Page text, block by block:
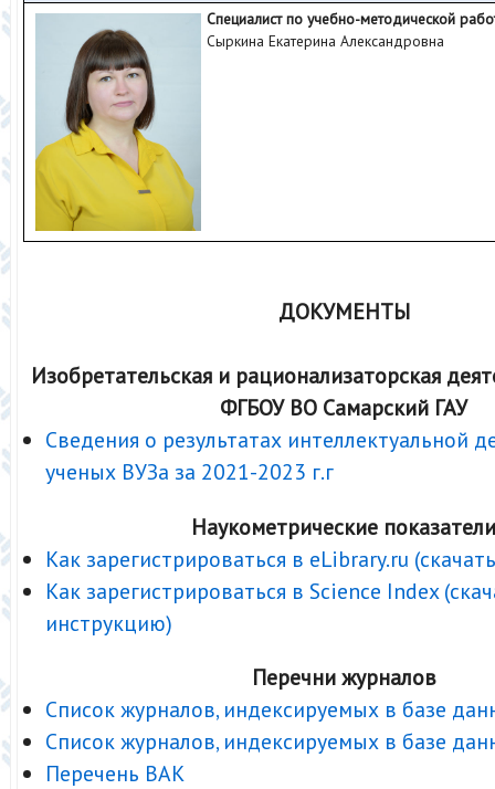
Специалист по учебно-методической
Сыркина Екатерина Александровна
ДОКУМЕНТЫ
Изобретательская и рационализаторская
ФГБОУ ВО Самарский ГАУ
Сведения о результатах интеллектуальной
ученых ВУЗа за 2021-2023 г.г
Наукометрические показатели
Как зарегистрироваться в eLibrary.ru
Как зарегистрироваться в Science Index
инструкцию)
Перечни журналов
Список журналов, индексируемых в базе
Список журналов, индексируемых в базе
Перечень ВАК